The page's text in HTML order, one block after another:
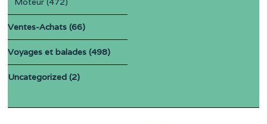
Ventes-Achats (66)
Voyages et balades (498)
Uncategorized (2)